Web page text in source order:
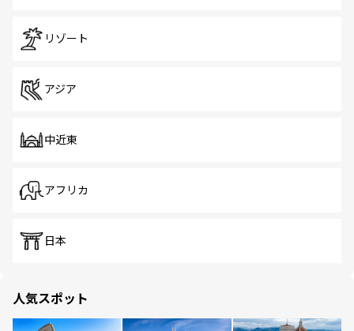
リゾート
アジア
中近東
アフリカ
日本
人気スポット